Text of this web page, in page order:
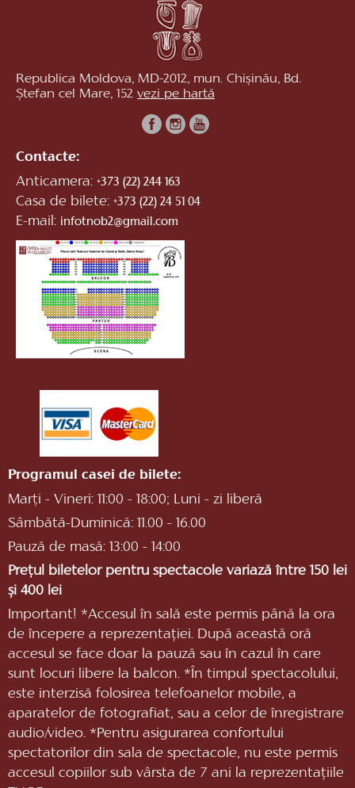
Republica Moldova, MD-2012, mun. Chișinău, Bd.
Ștefan cel Mare, 152 vezi pe hartă
Contacte:
Anticamera: +373 (22) 244 163
Casa de bilete: +373 (22) 24 51 04
E-mail: infotnob2@gmail.com
Programul casei de bilete:
Marți - Vineri: 11:00 - 18:00; Luni - zi liberă
Sâmbătă-Duminică: 11.00 - 16.00
Pauză de masă: 13:00 - 14:00
Prețul biletelor pentru spectacole variază între 150 lei
și 400 lei
Important! *Accesul în sală este permis până la ora
de începere a reprezentaţiei. După această oră
accesul se face doar la pauză sau în cazul în care
sunt locuri libere la balcon. *În timpul spectacolului,
este interzisă folosirea telefoanelor mobile, a
aparatelor de fotografiat, sau a celor de înregistrare
audio/video. *Pentru asigurarea confortului
spectatorilor din sala de spectacole, nu este permis
accesul copiilor sub vârsta de 7 ani la reprezentaţiile